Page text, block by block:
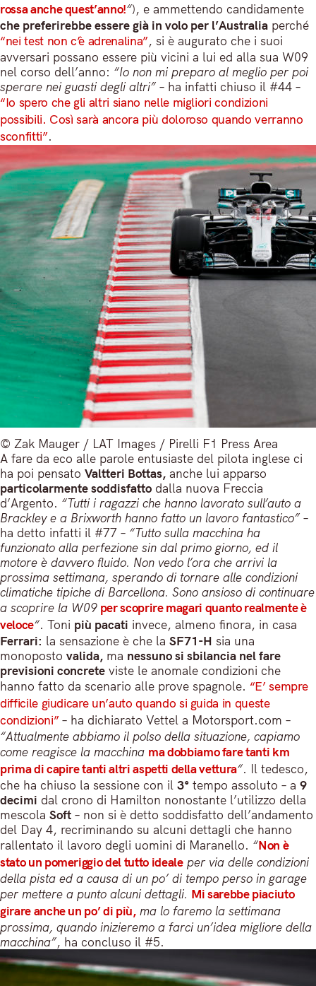
rossa anche quest’anno!“), e ammettendo candidamente
che preferirebbe essere già in volo per l’Australia perché
“nei test non c’è adrenalina”, si è augurato che i suoi
avversari possano essere più vicini a lui ed alla sua W09
nel corso dell’anno: “Io non mi preparo al meglio per poi
sperare nei guasti degli altri” – ha infatti chiuso il #44 –
“Io spero che gli altri siano nelle migliori condizioni
possibili. Così sarà ancora più doloroso quando verranno
sconfitti”.
© Zak Mauger / LAT Images / Pirelli F1 Press Area
A fare da eco alle parole entusiaste del pilota inglese ci
ha poi pensato Valtteri Bottas, anche lui apparso
particolarmente soddisfatto dalla nuova Freccia
d’Argento. “Tutti i ragazzi che hanno lavorato sull’auto a
Brackley e a Brixworth hanno fatto un lavoro fantastico” –
ha detto infatti il #77 – “Tutto sulla macchina ha
funzionato alla perfezione sin dal primo giorno, ed il
motore è davvero fluido. Non vedo l’ora che arrivi la
prossima settimana, sperando di tornare alle condizioni
climatiche tipiche di Barcellona. Sono ansioso di continuare
a scoprire la W09 per scoprire magari quanto realmente è
veloce“. Toni più pacati invece, almeno finora, in casa
Ferrari: la sensazione è che la SF71-H sia una
monoposto valida, ma nessuno si sbilancia nel fare
previsioni concrete viste le anomale condizioni che
hanno fatto da scenario alle prove spagnole. “E’ sempre
difficile giudicare un’auto quando si guida in queste
condizioni”– ha dichiarato Vettel a Motorsport.com –
“Attualmente abbiamo il polso della situazione, capiamo
come reagisce la macchina ma dobbiamo fare tanti km
prima di capire tanti altri aspetti della vettura“. Il tedesco,
che ha chiuso la sessione con il 3° tempo assoluto – a 9
decimi dal crono di Hamilton nonostante l’utilizzo della
mescola Soft – non si è detto soddisfatto dell’andamento
del Day 4, recriminando su alcuni dettagli che hanno
rallentato il lavoro degli uomini di Maranello. “Non è
stato un pomeriggio del tutto idealeper via delle condizioni
della pista ed a causa di un po’ di tempo perso in garage
per mettere a punto alcuni dettagli. Mi sarebbe piaciuto
girare anche un po’ di più,ma lo faremo la settimana
prossima, quando inizieremo a farci un’idea migliore della
macchina”, ha concluso il #5.